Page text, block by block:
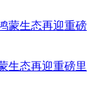
生态再迎重磅里